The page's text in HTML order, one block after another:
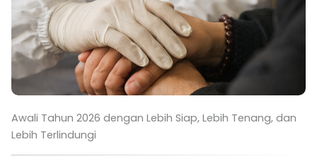
Awali Tahun 2026 dengan Lebih Siap, Lebih Tenang, dan
Lebih Terlindungi